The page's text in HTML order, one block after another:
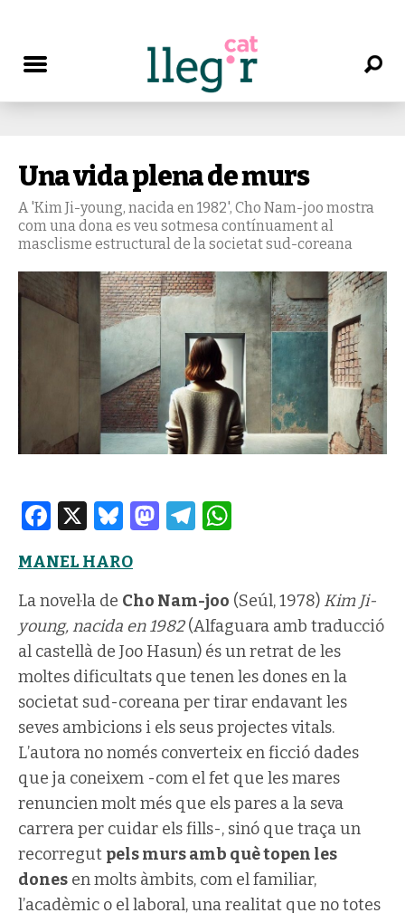
Una vida plena de murs
A 'Kim Ji-young, nacida en 1982', Cho Nam-joo mostra
com una dona es veu sotmesa contínuament al
masclisme estructural de la societat sud-coreana
Facebook
X Bluesky
Mastodon
Telegram
MANEL HARO
La novel·la de Cho Nam-joo (Seúl, 1978) Kim Ji-
young, nacida en 1982(Alfaguara amb traducció
al castellà de Joo Hasun) és un retrat de les
moltes dificultats que tenen les dones en la
societat sud-coreana per tirar endavant les
seves ambicions i els seus projectes vitals.
L’autora no només converteix en ficció dades
que ja coneixem -com el fet que les mares
renuncien molt més que els pares a la seva
carrera per cuidar els fills-, sinó que traça un
recorregut pels murs amb què topen les
dones en molts àmbits, com el familiar,
l’acadèmic o el laboral, una realitat que no totes